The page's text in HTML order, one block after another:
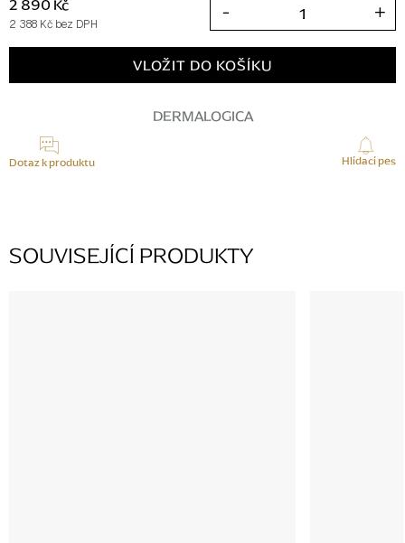
2 890 Kč
2 388 Kč bez DPH
VLOŽIT DO KOŠÍKU
DERMALOGICA
Dotaz k produktu Hlídací pes
SOUVISEJÍCÍ PRODUKTY